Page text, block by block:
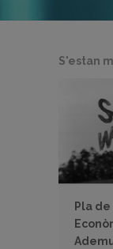
S'estan
Pla